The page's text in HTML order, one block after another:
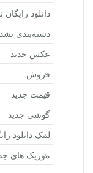
دانلود رایگان
دسته‌بندی
عکس جدید
فروش
قیمت جدید
گوشی جدید
لینک دانلود
موزیک های